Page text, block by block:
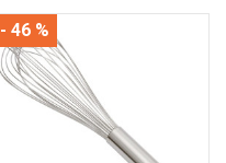
- 46 %